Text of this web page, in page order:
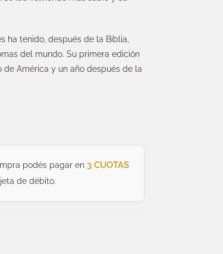
ha tenido, después de la Biblia,
del mundo. Su primera edición
de América y un año después de la
podés pagar en 3 CUOTAS
de débito.